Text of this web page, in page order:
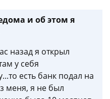
и об этом я
назад я открыл
у себя
есть банк подал на
меня, я не был